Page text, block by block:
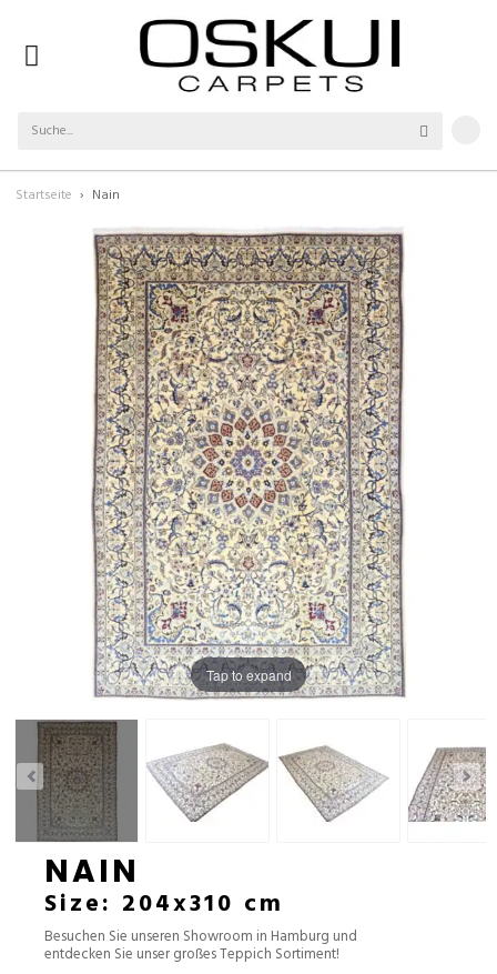
Startseite Nain
Tap to expand
NAIN
Size: 204x310 cm
Besuchen Sie unseren Showroom in Hamburg und
entdecken Sie unser großes Teppich Sortiment!